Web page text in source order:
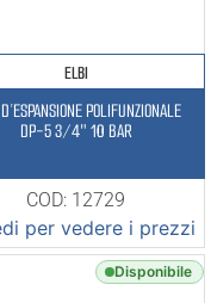
ELBI
POLIFUNZIONALE
DP-5 3/4″ 10 BAR
COD: 12729
per vedere i prezzi
Disponibile